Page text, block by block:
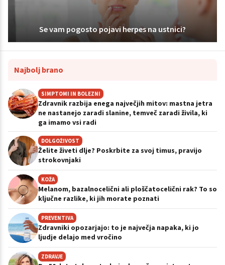
Se vam pogosto pojavi herpes na ustnici?
Najbolj brano
SIMPTOMI IN BOLEZNI
Zdravnik razbija enega največjih mitov: mastna jetra
ne nastanejo zaradi slanine, temveč zaradi živila, ki
ga imamo vsi radi
DOLGOŽIVOST
Želite živeti dlje? Poskrbite za svoj timus, pravijo
strokovnjaki
KOŽA
Melanom, bazalnocelični ali ploščatocelični rak? To so
ključne razlike, ki jih morate poznati
PREVENTIVA
Zdravniki opozarjajo: to je največja napaka, ki jo
ljudje delajo med vročino
ZDRAVJE